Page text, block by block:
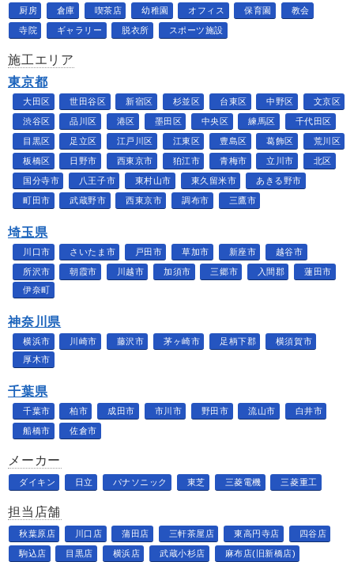
厨房 倉庫 喫茶店 幼稚園 オフィス 保育園 教会
寺院 ギャラリー 脱衣所 スポーツ施設
施工エリア
東京都
大田区 世田谷区 新宿区 杉並区 台東区 中野区 文京区
渋谷区 品川区 港区 墨田区 中央区 練馬区 千代田区
目黒区 足立区 江戸川区 江東区 豊島区 葛飾区 荒川区
板橋区 日野市 西東京市 狛江市 青梅市 立川市 北区
国分寺市 八王子市 東村山市 東久留米市 あきる野市
町田市 武蔵野市 西東京市 調布市 三鷹市
埼玉県
川口市 さいたま市 戸田市 草加市 新座市 越谷市
所沢市 朝霞市 川越市 加須市 三郷市 入間郡
蓮田市
伊奈町
神奈川県
横浜市 川崎市 藤沢市 茅ヶ崎市 足柄下郡
横須賀市
厚木市
千葉県
千葉市 柏市 成田市 市川市 野田市 流山市 白井市
船橋市 佐倉市
メーカー
ダイキン 日立 パナソニック 東芝 三菱電機 三菱重工
担当店舗
秋葉原店 川口店 蒲田店 三軒茶屋店 東高円寺店 四谷店
駒込店 目黒店 横浜店 武蔵小杉店 麻布店(旧新橋店)